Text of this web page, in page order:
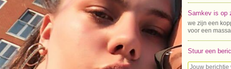
Samkev is op
we zijn een
voor een
Stuur een